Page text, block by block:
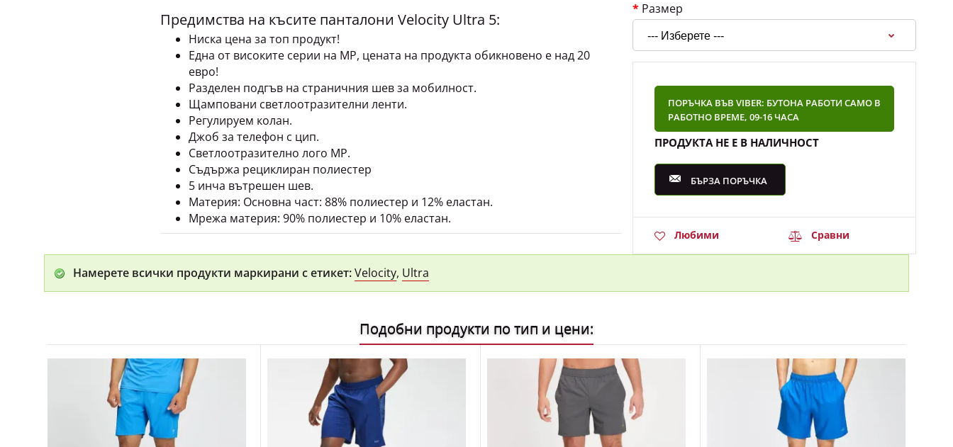
Предимства на късите панталони Velocity Ultra 5:
Ниска цена за топ продукт!
Една от високите серии на MP, цената на продукта обикновено е над 20
евро!
Разделен подгъв на страничния шев за мобилност.
Щамповани светлоотразителни ленти.
Регулируем колан.
Джоб за телефон с цип.
Светлоотразително лого MP.
Съдържа рециклиран полиестер
5 инча вътрешен шев.
Материя: Основна част: 88% полиестер и 12% еластан.
Мрежа материя: 90% полиестер и 10% еластан.
Размер
ПОРЪЧКА ВЪВ VIBER: БУТОНА РАБОТИ САМО В
РАБОТНО ВРЕМЕ, 09-16 ЧАСА
ПРОДУКТА НЕ Е В НАЛИЧНОСТ
БЪРЗА ПОРЪЧКА
Любими Сравни
Намерете всички продукти маркирани с етикет:Velocity, Ultra
Подобни продукти по тип и цени: